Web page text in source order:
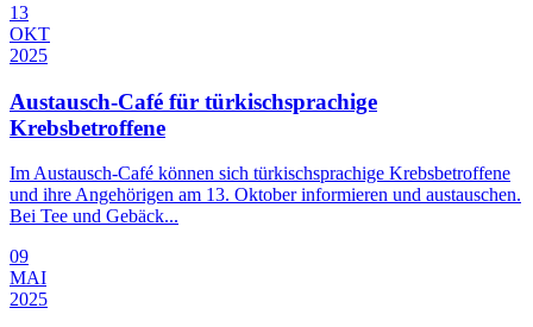
13
OKT
2025
Austausch-Café für türkischsprachige
Krebsbetroffene
Im Austausch-Café können sich türkischsprachige Krebsbetroffene
und ihre Angehörigen am 13. Oktober informieren und austauschen.
Bei Tee und Gebäck...
09
MAI
2025